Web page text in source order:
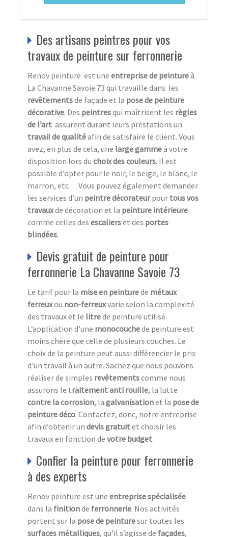
Des artisans peintres pour vos
travaux de peinture sur ferronnerie
Renov peinture est une entreprise de peintureà
La Chavanne Savoie 73 qui travaille dans les
revêtementsde façade et la pose de peinture
décorative. Des peintresqui maîtrisent les règles
de l’art assurent durant leurs prestations un
travail de qualitéafin de satisfaire le client. Vous
avez, en plus de cela, une large gammeà votre
disposition lors du choix des couleurs. Il est
possible d’opter pour le noir, le beige, le blanc, le
marron, etc… Vous pouvez également demander
les services d’un peintre décorateurpour tous vos
travauxde décoration et la peinture intérieure
comme celles des escalierset des portes
blindées.
Devis gratuit de peinture pour
ferronnerie La Chavanne Savoie 73
Le tarif pour la mise en peinturede métaux
ferreuxou non-ferreuxvarie selon la complexité
des travaux et le litrede peinture utilisé.
L’application d’une monocouchede peinture est
moins chère que celle de plusieurs couches. Le
choix de la peinture peut aussi différencier le prix
d’un travail à un autre. Sachez que nous pouvons
réaliser de simples revêtementscomme nous
assurons le traitement anti rouille, la lutte
contre la corrosion, la galvanisationet la pose de
peinture déco. Contactez, donc, notre entreprise
afin d’obtenir un devisgratuitet choisir les
travaux en fonction de votre budget.
Confier la peinture pour ferronnerie
à des experts
Renov peinture est une entreprise spécialisée
dans la finitionde ferronnerie. Nos activités
portent sur la pose de peinturesur toutes les
surfaces métalliques, qu’il s’agisse de façades,